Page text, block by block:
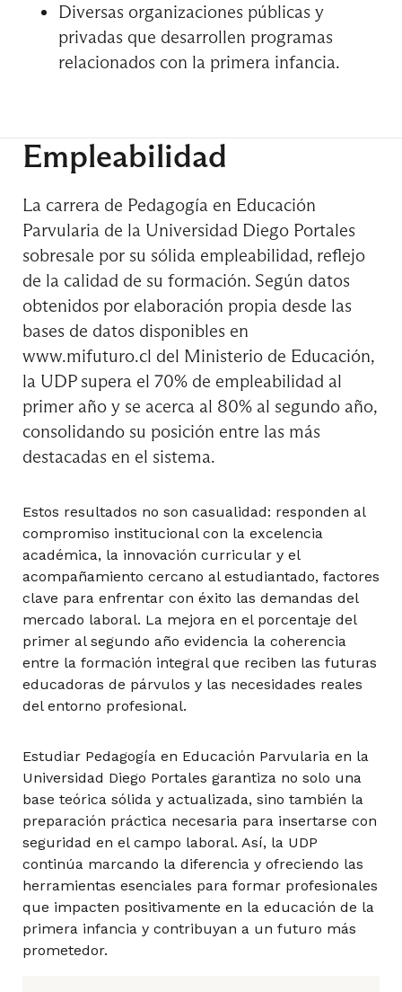
Diversas organizaciones públicas y
privadas que desarrollen programas
relacionados con la primera infancia.
Empleabilidad
La carrera de Pedagogía en Educación
Parvularia de la Universidad Diego Portales
sobresale por su sólida empleabilidad, reflejo
de la calidad de su formación. Según datos
obtenidos por elaboración propia desde las
bases de datos disponibles en
www.mifuturo.cl del Ministerio de Educación,
la UDP supera el 70% de empleabilidad al
primer año y se acerca al 80% al segundo año,
consolidando su posición entre las más
destacadas en el sistema.
Estos resultados no son casualidad: responden al
compromiso institucional con la excelencia
académica, la innovación curricular y el
acompañamiento cercano al estudiantado, factores
clave para enfrentar con éxito las demandas del
mercado laboral. La mejora en el porcentaje del
primer al segundo año evidencia la coherencia
entre la formación integral que reciben las futuras
educadoras de párvulos y las necesidades reales
del entorno profesional.
Estudiar Pedagogía en Educación Parvularia en la
Universidad Diego Portales garantiza no solo una
base teórica sólida y actualizada, sino también la
preparación práctica necesaria para insertarse con
seguridad en el campo laboral. Así, la UDP
continúa marcando la diferencia y ofreciendo las
herramientas esenciales para formar profesionales
que impacten positivamente en la educación de la
primera infancia y contribuyan a un futuro más
prometedor.